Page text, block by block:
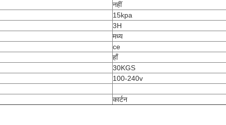
नहीं
15kpa
3H
मध्य
ce
हाँ
30KGS
100-240v
कार्टन